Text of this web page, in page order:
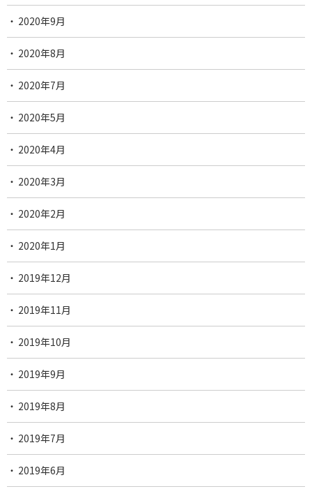
2020年9月
2020年8月
2020年7月
2020年5月
2020年4月
2020年3月
2020年2月
2020年1月
2019年12月
2019年11月
2019年10月
2019年9月
2019年8月
2019年7月
2019年6月